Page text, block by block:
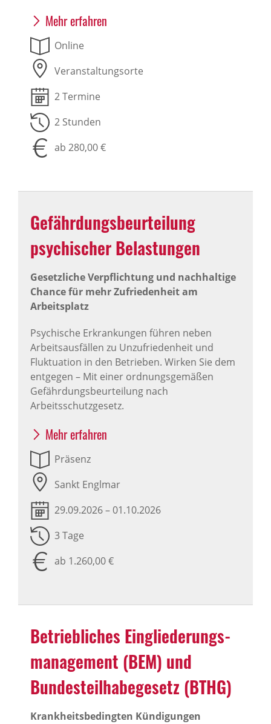
Mehr erfahren
Online
Veranstaltungsorte
2 Termine
2 Stunden
ab 280,00 €
Gefähr­dungs­be­ur­tei­lung
psychi­scher Belas­tungen
Gesetzliche Verpflichtung und nachhaltige
Chance für mehr Zufriedenheit am
Arbeitsplatz
Psychische Erkrankungen führen neben
Arbeitsausfällen zu Unzufriedenheit und
Fluktuation in den Betrieben. Wirken Sie dem
entgegen – Mit einer ordnungsgemäßen
Gefährdungsbeurteilung nach
Arbeitsschutzgesetz.
Mehr erfahren
Präsenz
Sankt Englmar
29.09.2026 – 01.10.2026
3 Tage
ab 1.260,00 €
Betrieb­li­ches Einglie­de­rungs­
ma­nage­ment (BEM) und
Bundes­teil­ha­be­ge­setz (BTHG)
Krankheitsbedingten Kündigungen